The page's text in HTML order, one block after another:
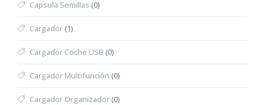
Capsula Semillas (0)
Cargador(1)
Cargador Coche USB (0)
Cargador Multifunción (0)
Cargador Organizador(0)